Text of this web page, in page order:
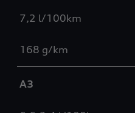
7,2 l/100km
168 g/km
A3